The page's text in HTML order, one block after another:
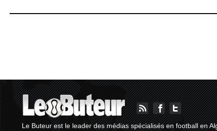
Le Buteur est le leader des médias spécialisés en football en